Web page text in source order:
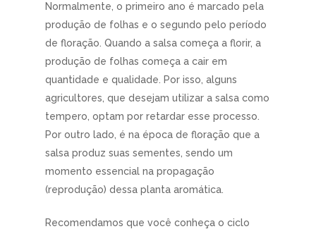
Normalmente, o primeiro ano é marcado pela
produção de folhas e o segundo pelo período
de floração. Quando a salsa começa a florir, a
produção de folhas começa a cair em
quantidade e qualidade. Por isso, alguns
agricultores, que desejam utilizar a salsa como
tempero, optam por retardar esse processo.
Por outro lado, é na época de floração que a
salsa produz suas sementes, sendo um
momento essencial na propagação
(reprodução) dessa planta aromática.
Recomendamos que você conheça o ciclo